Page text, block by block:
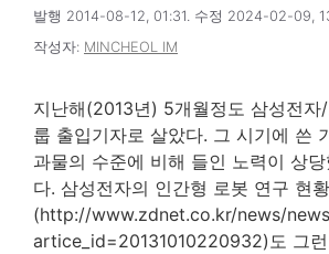
발행 2014-08-12, 01:31. 수정 2024-02-09,
작성자: MINCHEOL IM
지난해(2013년) 5개월정도 삼성전자
룹 출입기자로 살았다. 그 시기에 쓴
과물의 수준에 비해 들인 노력이 상
다. 삼성전자의 인간형 로봇 연구 현
(http://www.zdnet.co.kr/news/
artice_id=20131010220932)도 그